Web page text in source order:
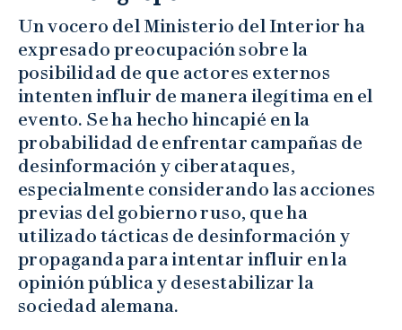
Un vocero del Ministerio del Interior ha
expresado preocupación sobre la
posibilidad de que actores externos
intenten influir de manera ilegítima en el
evento. Se ha hecho hincapié en la
probabilidad de enfrentar campañas de
desinformación y ciberataques,
especialmente considerando las acciones
previas del gobierno ruso, que ha
utilizado tácticas de desinformación y
propaganda para intentar influir en la
opinión pública y desestabilizar la
sociedad alemana.